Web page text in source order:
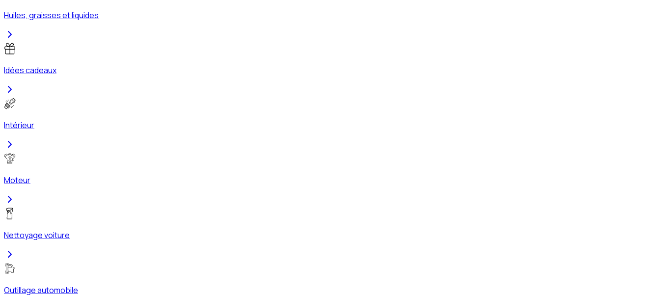
Huiles, graisses et liquides
Idées cadeaux
Intérieur
Moteur
Nettoyage voiture
Outillage automobile